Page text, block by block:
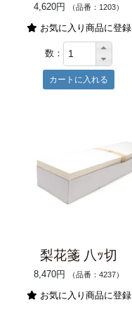
4,620円 （品番：1203）
お気に入り商品に登録
数：
梨花箋 八ｯ切
8,470円 （品番：4237）
お気に入り商品に登録